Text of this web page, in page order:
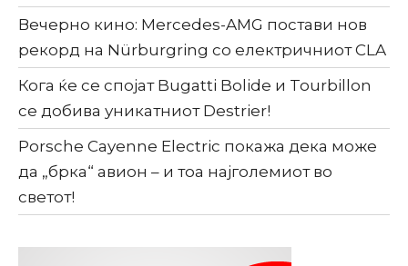
Вечерно кино: Mercedes-AMG постави нов
рекорд на Nürburgring со електричниот CLA
Кога ќе се спојат Bugatti Bolide и Tourbillon
се добива уникатниот Destrier!
Porsche Cayenne Electric покажа дека може
да „брка“ авион – и тоа најголемиот во
светот!